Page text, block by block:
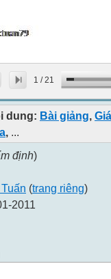
1 /21
dung: Bài giảng,
, ...
định)
(trang riêng)
2011